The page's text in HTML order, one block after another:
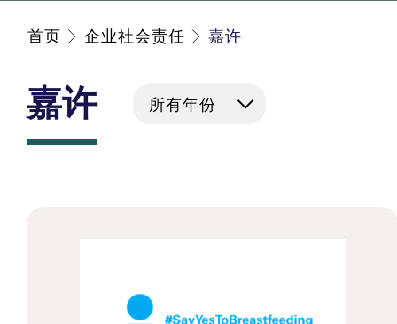
首页 企业社会责任 嘉许
嘉许 所有年份